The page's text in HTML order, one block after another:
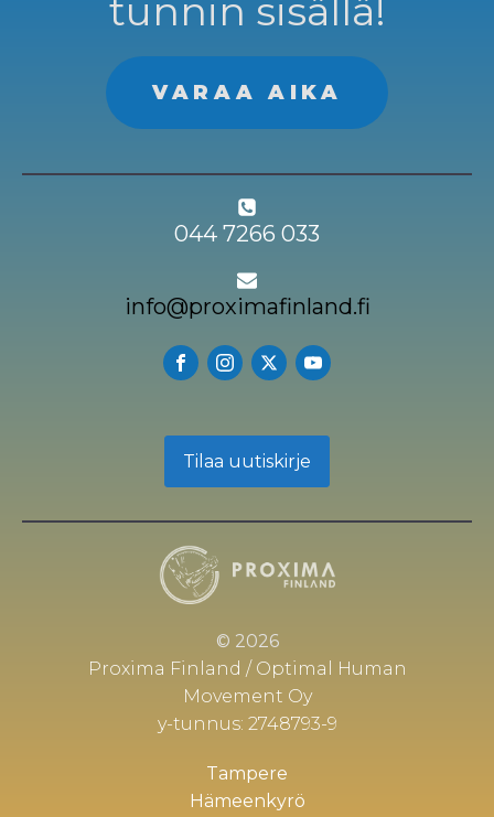
tunnin sisällä!
VARAA AIKA
044 7266 033
info@proximafinland.fi
Tilaa uutiskirje
© 2026
Proxima Finland / Optimal Human
Movement Oy
y-tunnus: 2748793-9
Tampere
Hämeenkyrö